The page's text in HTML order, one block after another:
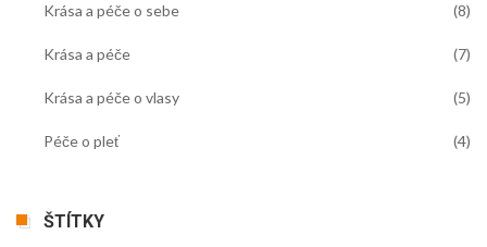
Krása a péče o sebe (8)
Krása a péče (7)
Krása a péče o vlasy (5)
Péče o pleť (4)
ŠTÍTKY